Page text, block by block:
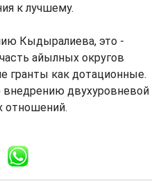
к лучшему.
Кыдыралиева, это -
айылных округов
гранты как дотационные.
внедрению двухуровневой